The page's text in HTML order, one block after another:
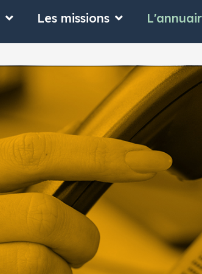
Ouvrir L'Institut
Les missions Ouvrir Les